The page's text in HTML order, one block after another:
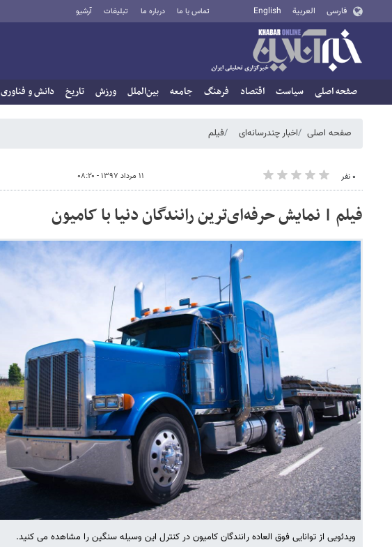
فارسی العربية English تماس با ما درباره ما تبلیغات آرشیو
صفحه اصلی سیاست اقتصاد فرهنگ جامعه بین‌الملل ورزش تاریخ دانش و فناوری
صفحه اصلی اخبار چندرسانه‌ای فیلم
۰ نفر ۱۱ مرداد ۱۳۹۷ - ۰۸:۲۰
فیلم | نمایش حرفه‌ای‌ترین رانندگان دنیا با کامیون
ویدئویی از توانایی فوق العاده رانندگان کامیون در کنترل این وسیله سنگین را مشاهده می کنید.